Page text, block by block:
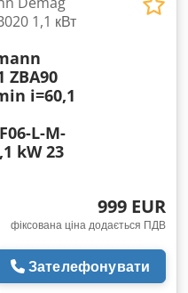
1,1 кВт
ZBA90
i=60,1
L-M-
kW 23
999 EUR
фіксована ціна додається ПДВ
Зателефонувати